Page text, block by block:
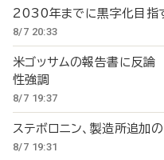
2030年までに黒字化目
8/7 20:33
米ゴッサムの報告書に反
性強調
8/7 19:37
ステボロニン、製造所追加
8/7 19:31